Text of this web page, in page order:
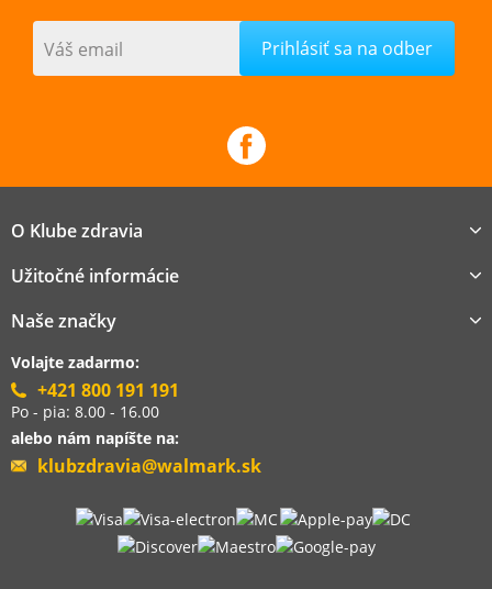
Váš email
O Klube zdravia
Užitočné informácie
Naše značky
Volajte zadarmo:
+421 800 191 191
Po - pia: 8.00 - 16.00
alebo nám napíšte na:
klubzdravia@walmark.sk